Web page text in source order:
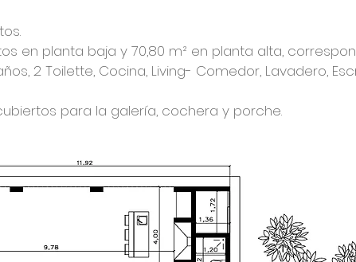
en planta baja y 70,80 m² en planta alta,
2 Toilette, Cocina, Living- Comedor, Lavadero,
para la galería, cochera y porche.